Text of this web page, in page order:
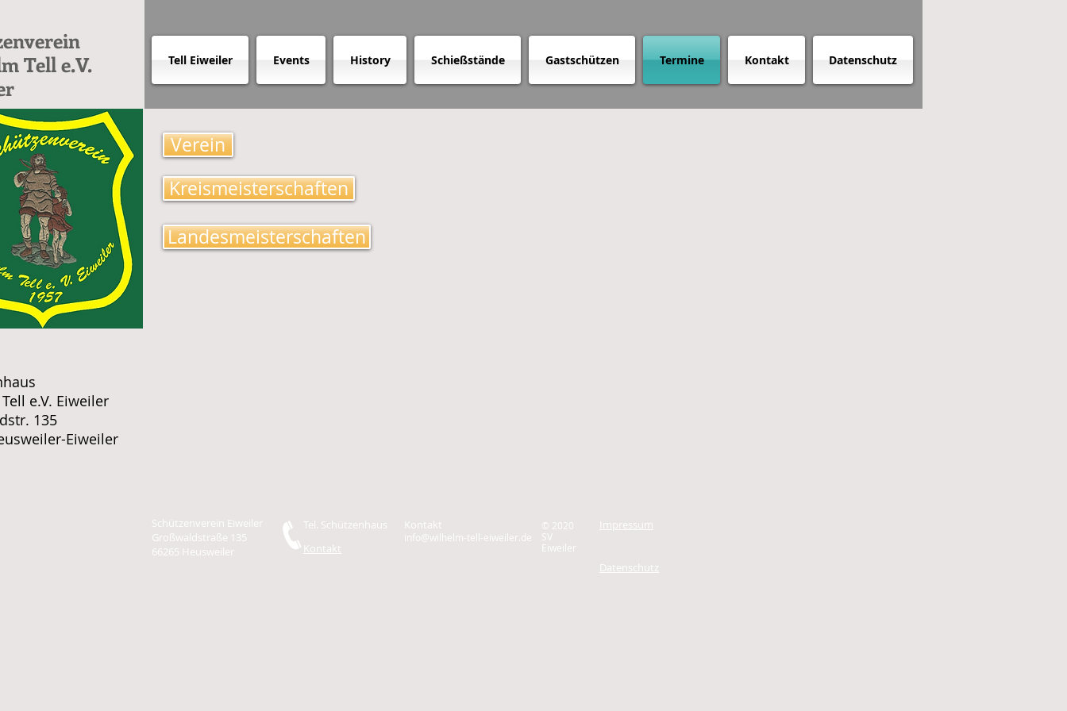
Tell e.V.
Tell Eiweiler Events History Schießstände Gastschützen Termine Kontakt Datenschutz
Verein
Kreismeisterschaften
Landesmeisterschaften
e.V. Eiweiler
135
Eiweiler
Schützenverein Eiweiler
Großwaldstraße 135
66265 Heusweiler
Tel. Schützenhaus
Kontakt
Kontakt
info@wilhelm-tell-eiweiler.de
© 2020
SV
Eiweiler
Impressum
Datenschutz